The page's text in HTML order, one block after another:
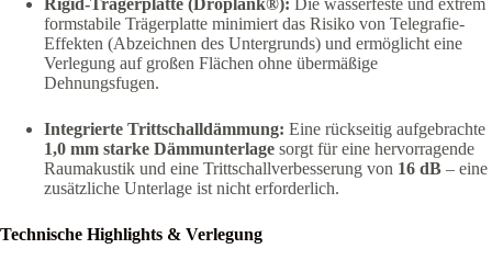
Rigid-Trägerplatte (Droplank®): Die wasserfeste und extrem
formstabile Trägerplatte minimiert das Risiko von Telegrafie-
Effekten (Abzeichnen des Untergrunds) und ermöglicht eine
Verlegung auf großen Flächen ohne übermäßige
Dehnungsfugen.
Integrierte Trittschalldämmung: Eine rückseitig aufgebrachte
1,0 mm starke Dämmunterlage sorgt für eine hervorragende
Raumakustik und eine Trittschallverbesserung von 16 dB – eine
zusätzliche Unterlage ist nicht erforderlich.
Technische Highlights & Verlegung